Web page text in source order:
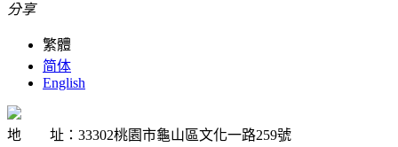
分享
繁體
简体
English
地 址：33302桃園市龜山區文化一路259號